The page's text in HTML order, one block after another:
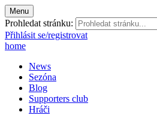
Menu
Prohledat stránku:
Přihlásit se/registrovat
home
News
Sezóna
Blog
Supporters club
Hráči